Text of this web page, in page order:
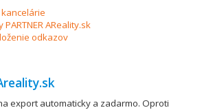
AReality.sk
odkazov
export automaticky a zadarmo. Oproti